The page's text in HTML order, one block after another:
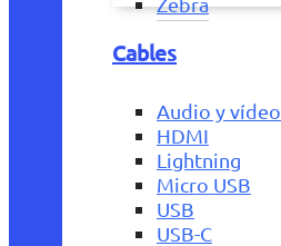
Cables
Audio y vídeo
HDMI
Lightning
Micro USB
USB
USB-C